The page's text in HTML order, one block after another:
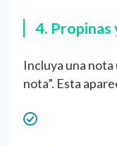
4. Propinas
Incluya una
nota”. Esta